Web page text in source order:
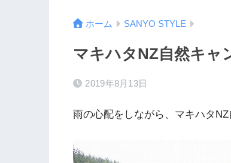
ホーム SANYO STYLE
マキハタNZ自然キ
2019年8月13日
雨の心配をしながら、マキハタNZ